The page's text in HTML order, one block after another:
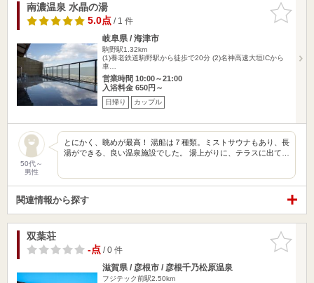
お気に入
りに追加
南濃温泉 水晶の湯
5.0点/ 1 件
岐阜県 / 海津市
駒野駅1.32km
(1)養老鉄道駒野駅から徒歩で20分 (2)名神高速大垣ICから
車…
営業時間 10:00～21:00
入浴料金 650円～
日帰り カップル
50代～
男性
とにかく、眺めが最高！ 湯船は７種類。ミストサウナもあり、長
湯ができる、良い温泉施設でした。 湯上がりに、テラスに出て…
関連情報から探す
お気に入
りに追加
双葉荘
-点/ 0 件
滋賀県 / 彦根市 / 彦根千乃松原温泉
フジテック前駅2.50km